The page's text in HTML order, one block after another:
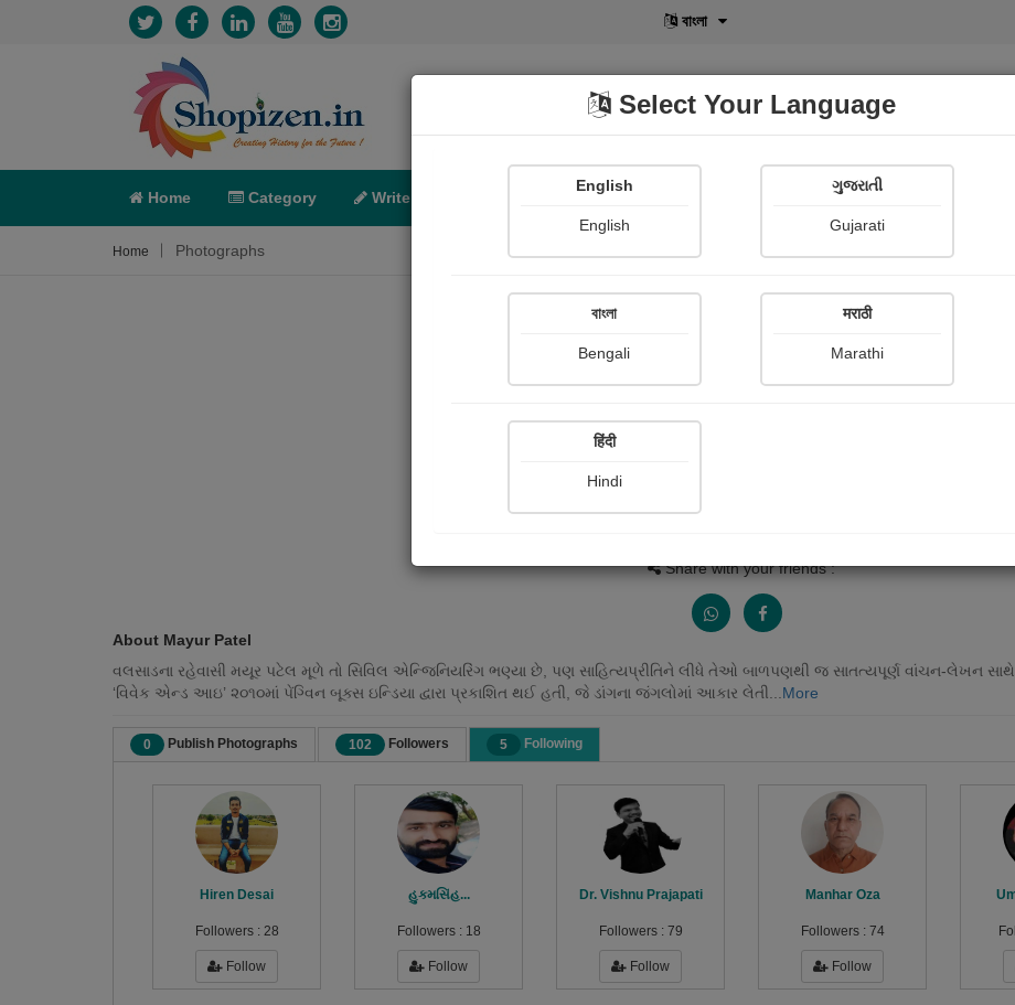
বাংলা
Home Category Write POD Shopi Gallery
Home Photographs
Share with your friends :
About Mayur Patel
વલસાડના રહેવાસી મયૂર પટેલ મૂળે તો સિવિલ એન્જિનિયરિંગ ભણ્યા છે, પણ સાહિત્યપ્રીતિને લીધે તેઓ બાળપણથી જ સાતત્યપૂર્ણ વાંચન-લેખન
‘વિવેક એન્ડ આઇ’ ૨૦૧૦માં પેંગ્વિન બૂક્સ ઇન્ડિયા દ્વારા પ્રકાશિત થઈ હતી, જે ડાંગના જંગલોમાં આકાર લેતી... More
0 Publish Photographs 102 Followers 5 Following
Hiren Desai
Followers : 28
Follow
હુકમસિંહ...
Followers : 18
Follow
Dr. Vishnu Prajapati
Followers : 79
Follow
Manhar Oza
Followers : 74
Follow
Select Your Language
English
English
ગુજરાતી
Gujarati
বাংলা
Bengali
मराठी
Marathi
हिंदी
Hindi